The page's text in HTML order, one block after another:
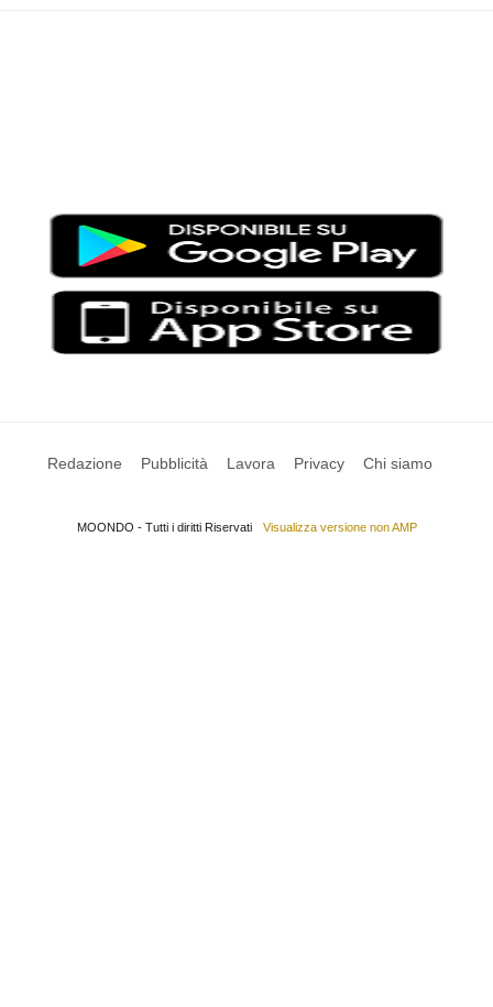
Redazione Pubblicità Lavora Privacy Chi siamo
MOONDO - Tutti i diritti Riservati Visualizza versione non AMP